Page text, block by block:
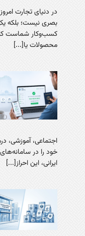
در دنیای تجارت
بصری نیست؛ بلکه
کسب‌وکار شماست
محصولات یا[...]
اجتماعی، آموزشی،
خود را در
ایرانی، این احراز[...]